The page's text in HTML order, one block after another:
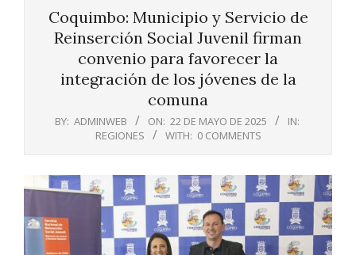
Coquimbo: Municipio y Servicio de
Reinserción Social Juvenil firman
convenio para favorecer la
integración de los jóvenes de la
comuna
BY: ADMINWEB ON: 22 DE MAYO DE 2025
IN:
REGIONES
WITH: 0 COMMENTS